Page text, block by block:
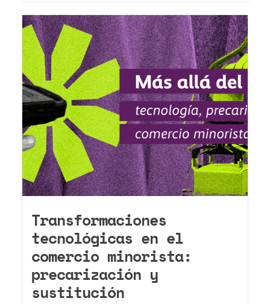
Transformaciones
tecnológicas en el
comercio minorista:
precarización y
sustitución